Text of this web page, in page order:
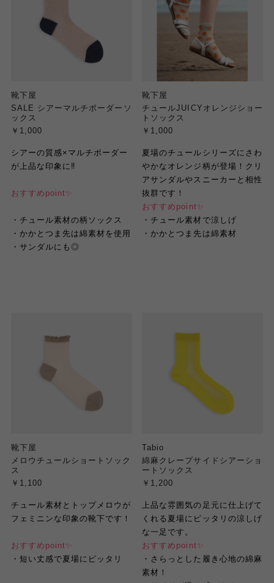
靴下屋
SALE シアーマルチボーダーソ
ックス
￥1,000
靴下屋
チュールJUICYオレンジショー
トソックス
￥1,000
シアーの質感× マルチボーダー
が上品な印象に ‼︎
おすすめ point✨
・ チュール素材の柄ソックス
・ かかとつま先は綿素材を使用
・ サンダルにも◎
夏場のチュールシリーズにさわ
やかなオレンジ柄が登場！クリ
アサンダルやスニーカー と相性
抜群です！
おすすめ point✨
・チュール素材で涼しげ
・ かかとつま先は綿素材
靴下屋
メロウチュールショートソック
ス
￥1,100
Tabio
綿麻クレープサイドシアーショ
ートソックス
￥1,200
チュール素材とトップメロウが
フェミニンな印象の靴下です ！
おすすめ point✨
・ 短い丈感で夏場にピッタリ
上品な雰囲気の足元に仕上げて
くれる夏場にピッタリの涼しげ
な一足 です。
おすすめ point✨
・ さらっとした履き心地の綿麻
素材！